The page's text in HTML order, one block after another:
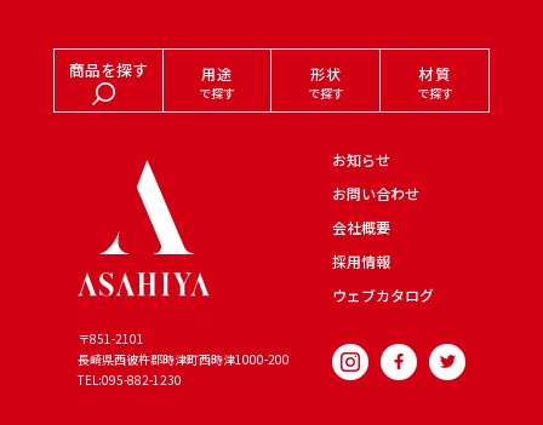
商品を探す 用途
で探す
形状
で探す
材質
で探す
〒851-2101
長崎県西彼杵郡時津町西時津1000-200
TEL:095-882-1230
お知らせ
お問い合わせ
会社概要
採用情報
ウェブカタログ